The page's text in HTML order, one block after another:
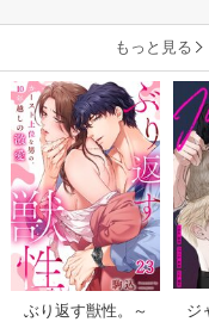
もっと見る
ぶり返す獣性。～
ジ